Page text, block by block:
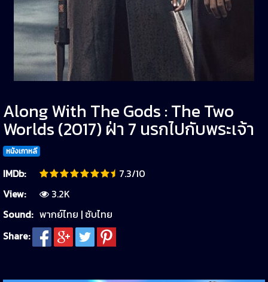
Along With The Gods : The Two
Worlds (2017) ฝ่า 7 นรกไปกับพระเจ้า
หนังเกาหลี
IMDb:
7.3/10
View:
3.2K
Sound: พากย์ไทย | ซับไทย
Share: